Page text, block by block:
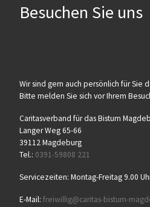
Besuchen Sie uns
Wir sind gern auch persönlich für Sie
Bitte melden Sie sich vor Ihrem
Caritasverband für das Bistum
Langer Weg 65-66
39112 Magdeburg
Tel.: 0391-59808 221
Servicezeiten: Montag-Freitag 9.00
E-Mail: freiwillig@caritas-bistum-